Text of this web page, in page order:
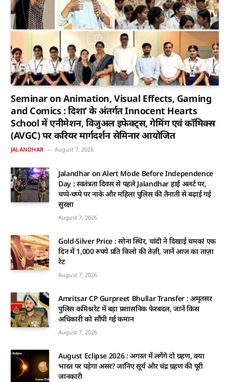
Seminar on Animation, Visual Effects, Gaming
and Comics : दिशा’ के अंतर्गत Innocent Hearts
School में एनीमेशन, विजुअल इफेक्ट्स, गेमिंग एवं कॉमिक्स
(AVGC) पर करियर मार्गदर्शन सेमिनार आयोजित
JALANDHAR August 7, 2026
Jalandhar on Alert Mode Before Independence
Day : स्वतंत्रता दिवस से पहले Jalandhar हाई अलर्ट पर,
चप्पे-चप्पे पर नाके और महिला पुलिस की तैनाती से बढ़ाई गई
सुरक्षा
August 7, 2026
Gold-Silver Price : सोना स्थिर, चांदी ने दिखाई चमक! एक
दिन में 1,000 रुपये प्रति किलो की तेज़ी, जानें आज का ताज़ा
रेट
August 7, 2026
Amritsar CP Gurpreet Bhullar Transfer : अमृतसर
पुलिस कमिश्नरेट में बड़ा प्रशासनिक फेरबदल, जानें किस
अधिकारी को सौंपी गई कमान
August 7, 2026
August Eclipse 2026 : अगस्त में लगेंगे दो ग्रहण, क्या
भारत पर पड़ेगा असर? जानिए सूर्य और चंद्र ग्रहण की पूरी
जानकारी